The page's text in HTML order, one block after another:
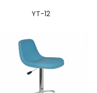
YT-12